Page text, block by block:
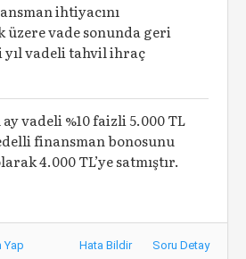
ihtiyacını
üzere vade sonunda geri
yıl vadeli tahvil ihraç
vadeli %10 faizli 5.000 TL
finansman bonosunu
4.000 TL’ye satmıştır.
Yap Hata Bildir Soru Detay